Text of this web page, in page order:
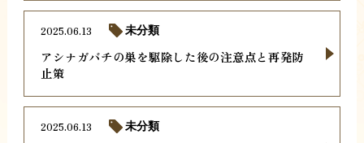
アシナガバチの巣を駆除した後の注意点と再発防
止策
2025.06.13 未分類
2025.06.13 未分類